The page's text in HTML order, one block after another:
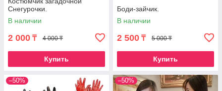
Снегурочки.
В наличии
2 000 ₸ 4 000 ₸
Купить
Боди-зайчик.
В наличии
2 500 ₸ 5 000 ₸
Купить
–50% –50%